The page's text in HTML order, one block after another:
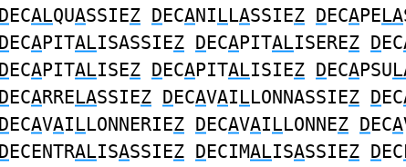
DECALQUASSIEZ DECANILLASSIEZ DECAPELA
DECAPITALISASSIEZ DECAPITALISEREZ DEC
DECAPITALISEZ DECAPITALISIEZ DECAPSU
DECARRELASSIEZ DECAVAILLONNASSIEZ DEC
DECAVAILLONNERIEZ DECAVAILLONNEZ DECA
DECENTRALISASSIEZ DECIMALISASSIEZ DEC